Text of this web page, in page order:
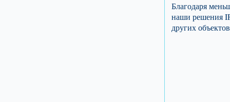
Благодаря
наши решения
других